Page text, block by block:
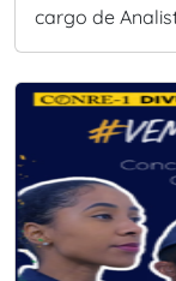
cargo de